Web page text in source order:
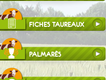
FICHES TAUREAUX
PALMARÈS